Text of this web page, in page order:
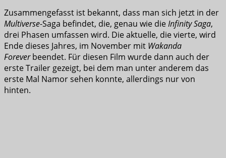
Zusammengefasst ist bekannt, dass man sich jetzt in der
Multiverse-Saga befindet, die, genau wie dieInfinity Saga,
drei Phasen umfassen wird. Die aktuelle, die vierte, wird
Ende dieses Jahres, im November mit Wakanda
Foreverbeendet. Für diesen Film wurde dann auch der
erste Trailer gezeigt, bei dem man unter anderem das
erste Mal Namor sehen konnte, allerdings nur von
hinten.